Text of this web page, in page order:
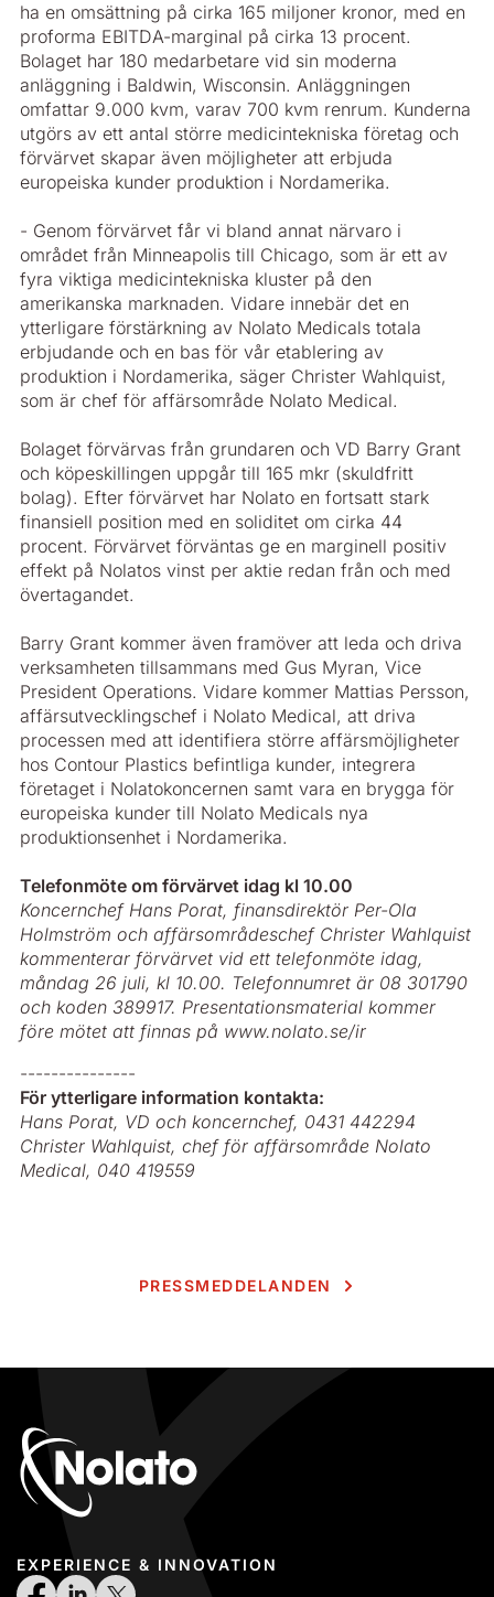
ha en omsättning på cirka 165 miljoner kronor, med en
proforma EBITDA-marginal på cirka 13 procent.
Bolaget har 180 medarbetare vid sin moderna
anläggning i Baldwin, Wisconsin. Anläggningen
omfattar 9.000 kvm, varav 700 kvm renrum. Kunderna
utgörs av ett antal större medicintekniska företag och
förvärvet skapar även möjligheter att erbjuda
europeiska kunder produktion i Nordamerika.
- Genom förvärvet får vi bland annat närvaro i
området från Minneapolis till Chicago, som är ett av
fyra viktiga medicintekniska kluster på den
amerikanska marknaden. Vidare innebär det en
ytterligare förstärkning av Nolato Medicals totala
erbjudande och en bas för vår etablering av
produktion i Nordamerika, säger Christer Wahlquist,
som är chef för affärsområde Nolato Medical.
Bolaget förvärvas från grundaren och VD Barry Grant
och köpeskillingen uppgår till 165 mkr (skuldfritt
bolag). Efter förvärvet har Nolato en fortsatt stark
finansiell position med en soliditet om cirka 44
procent. Förvärvet förväntas ge en marginell positiv
effekt på Nolatos vinst per aktie redan från och med
övertagandet.
Barry Grant kommer även framöver att leda och driva
verksamheten tillsammans med Gus Myran, Vice
President Operations. Vidare kommer Mattias Persson,
affärsutvecklingschef i Nolato Medical, att driva
processen med att identifiera större affärsmöjligheter
hos Contour Plastics befintliga kunder, integrera
företaget i Nolatokoncernen samt vara en brygga för
europeiska kunder till Nolato Medicals nya
produktionsenhet i Nordamerika.
Telefonmöte om förvärvet idag kl 10.00
Koncernchef Hans Porat, finansdirektör Per-Ola
Holmström och affärsområdeschef Christer Wahlquist
kommenterar förvärvet vid ett telefonmöte idag,
måndag 26 juli, kl 10.00. Telefonnumret är 08 301790
och koden 389917. Presentationsmaterial kommer
före mötet att finnas på www.nolato.se/ir
---------------
För ytterligare information kontakta:
Hans Porat, VD och koncernchef, 0431 442294
Christer Wahlquist, chef för affärsområde Nolato
Medical, 040 419559
PRESSMEDDELANDEN
EXPERIENCE & INNOVATION